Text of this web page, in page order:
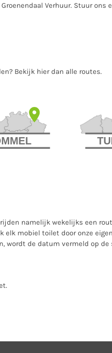
Verhuur. Stuur ons
Bekijk hier dan alle routes.
namelijk wekelijks een
elk mobiel toilet door onze
wordt de datum vermeld op
.